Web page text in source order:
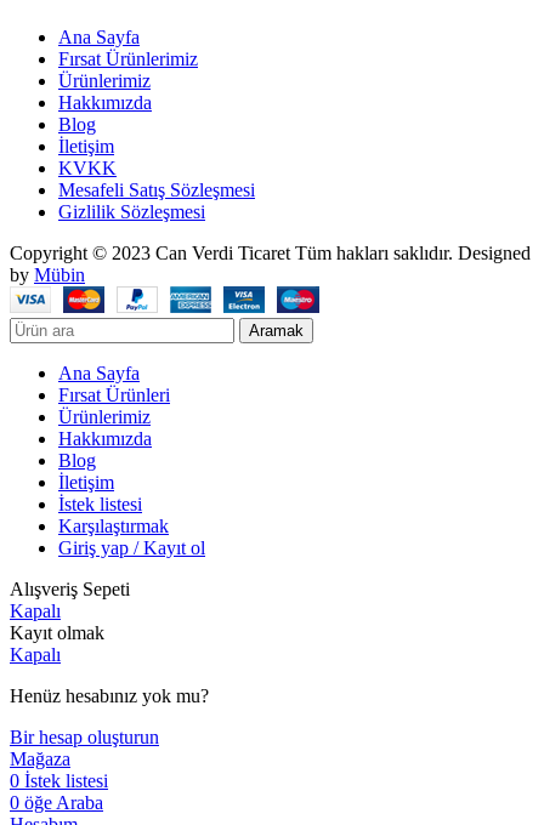
Ana Sayfa
Fırsat Ürünlerimiz
Ürünlerimiz
Hakkımızda
Blog
İletişim
KVKK
Mesafeli Satış Sözleşmesi
Gizlilik Sözleşmesi
Copyright © 2023 Can Verdi Ticaret Tüm hakları saklıdır. Designed
by Mübin
Aramak
Ana Sayfa
Fırsat Ürünleri
Ürünlerimiz
Hakkımızda
Blog
İletişim
İstek listesi
Karşılaştırmak
Giriş yap / Kayıt ol
Alışveriş Sepeti
Kapalı
Kayıt olmak
Kapalı
Henüz hesabınız yok mu?
Bir hesap oluşturun
Mağaza
0 İstek listesi
0 öğe Araba